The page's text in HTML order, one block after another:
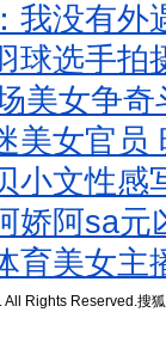
我没有外
球选手拍
美女争
美女官员
小文性感
娇阿sa元
育美女主
Rights Reserved.搜